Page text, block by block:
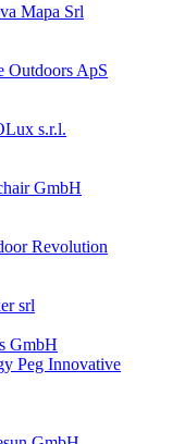
Mapa Srl
Outdoors ApS
s.r.l.
GmbH
Revolution
srl
GmbH
Peg Innovative